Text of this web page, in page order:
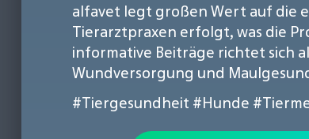
alfavet legt großen Wert auf die
Tierarztpraxen erfolgt, was die
informative Beiträge richtet sich
Wundversorgung und
#Tiergesundheit #Hunde